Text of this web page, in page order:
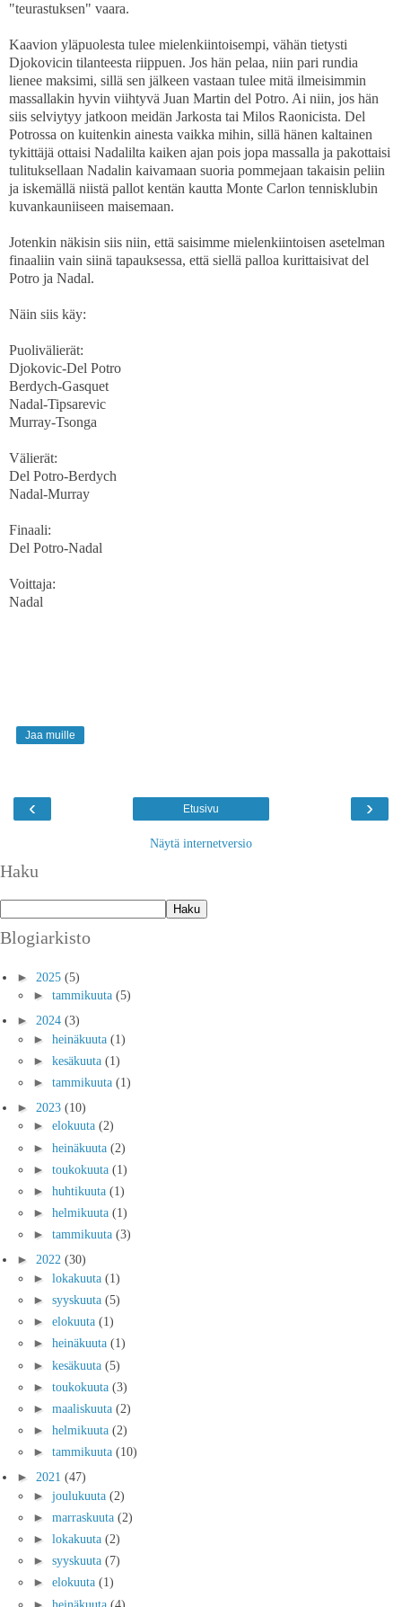
"teurastuksen" vaara.
Kaavion yläpuolesta tulee mielenkiintoisempi, vähän tietysti
Djokovicin tilanteesta riippuen. Jos hän pelaa, niin pari rundia
lienee maksimi, sillä sen jälkeen vastaan tulee mitä ilmeisimmin
massallakin hyvin viihtyvä Juan Martin del Potro. Ai niin, jos hän
siis selviytyy jatkoon meidän Jarkosta tai Milos Raonicista. Del
Potrossa on kuitenkin ainesta vaikka mihin, sillä hänen kaltainen
tykittäjä ottaisi Nadalilta kaiken ajan pois jopa massalla ja pakottaisi
tulituksellaan Nadalin kaivamaan suoria pommejaan takaisin peliin
ja iskemällä niistä pallot kentän kautta Monte Carlon tennisklubin
kuvankauniiseen maisemaan.
Jotenkin näkisin siis niin, että saisimme mielenkiintoisen asetelman
finaaliin vain siinä tapauksessa, että siellä palloa kurittaisivat del
Potro ja Nadal.
Näin siis käy:
Puolivälierät:
Djokovic-Del Potro
Berdych-Gasquet
Nadal-Tipsarevic
Murray-Tsonga
Välierät:
Del Potro-Berdych
Nadal-Murray
Finaali:
Del Potro-Nadal
Voittaja:
Nadal
Jaa muille
‹ ›
Etusivu
Näytä internetversio
Haku
Blogiarkisto
► 2025 (5)
► tammikuuta (5)
► 2024 (3)
► heinäkuuta (1)
► kesäkuuta (1)
► tammikuuta (1)
► 2023 (10)
► elokuuta (2)
► heinäkuuta (2)
► toukokuuta (1)
► huhtikuuta (1)
► helmikuuta (1)
► tammikuuta (3)
► 2022 (30)
► lokakuuta (1)
► syyskuuta (5)
► elokuuta (1)
► heinäkuuta (1)
► kesäkuuta (5)
► toukokuuta (3)
► maaliskuuta (2)
► helmikuuta (2)
► tammikuuta (10)
► 2021 (47)
► joulukuuta (2)
► marraskuuta (2)
► lokakuuta (2)
► syyskuuta (7)
► elokuuta (1)
► heinäkuuta (4)